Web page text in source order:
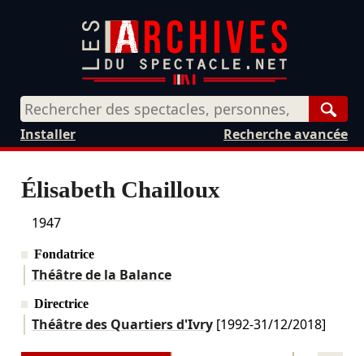
Recherche avancée
Installer
Élisabeth Chailloux
1947
Fondatrice
Théâtre de la Balance
Directrice
Théâtre des Quartiers d'Ivry[1992-31/12/2018]